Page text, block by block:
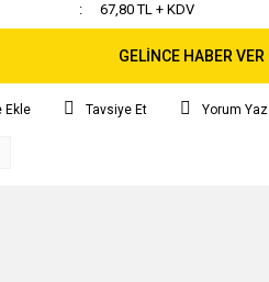
67,80 TL + KDV
GELİNCE HABER VER
Tavsiye Et Yorum Yaz